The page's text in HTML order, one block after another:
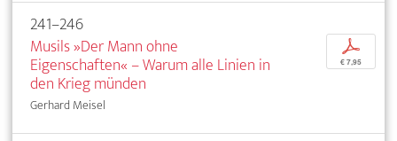
241–246
Musils »Der Mann ohne
Eigenschaften« – Warum alle Linien in
den Krieg münden
Gerhard Meisel
p
€ 7,95